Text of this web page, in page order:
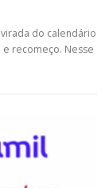
do calendário
recomeço. Nesse